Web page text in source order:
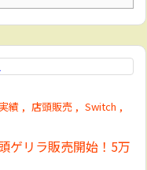
績 , 店頭販売 , Switch ,
ゲリラ販売開始！5万